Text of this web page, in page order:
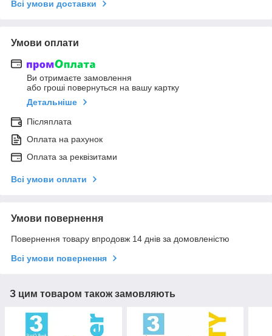
Всі умови доставки
Умови оплати
Ви отримаєте замовлення
або гроші повернуться на вашу картку
Детальніше
Післяплата
Оплата на рахунок
Оплата за реквізитами
Всі умови оплати
Умови повернення
Повернення товару впродовж 14 днів за домовленістю
Всі умови повернення
З цим товаром також замовляють